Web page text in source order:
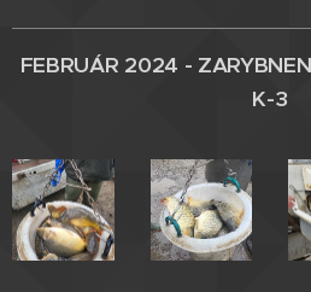
FEBRUÁR 2024 -
K-3